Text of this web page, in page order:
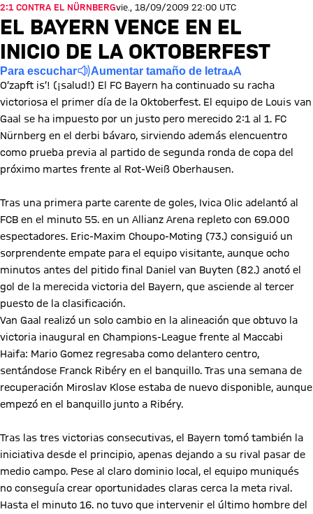
2:1 CONTRA EL NÜRNBERGvie., 18/09/2009 22:00 UTC
EL BAYERN VENCE EN EL
INICIO DE LA OKTOBERFEST
Para escuchar Aumentar tamaño de letra
O’zapft is’! (¡salud!) El FC Bayern ha continuado su racha
victoriosa el primer día de la Oktoberfest. El equipo de Louis van
Gaal se ha impuesto por un justo pero merecido 2:1 al 1. FC
Nürnberg en el derbi bávaro, sirviendo además elencuentro
como prueba previa al partido de segunda ronda de copa del
próximo martes frente al Rot-Weiß Oberhausen.
Tras una primera parte carente de goles, Ivica Olic adelantó al
FCB en el minuto 55. en un Allianz Arena repleto con 69.000
espectadores. Eric-Maxim Choupo-Moting (73.) consiguió un
sorprendente empate para el equipo visitante, aunque ocho
minutos antes del pitido final Daniel van Buyten (82.) anotó el
gol de la merecida victoria del Bayern, que asciende al tercer
puesto de la clasificación.
Van Gaal realizó un solo cambio en la alineación que obtuvo la
victoria inaugural en Champions-League frente al Maccabi
Haifa: Mario Gomez regresaba como delantero centro,
sentándose Franck Ribéry en el banquillo. Tras una semana de
recuperación Miroslav Klose estaba de nuevo disponible, aunque
empezó en el banquillo junto a Ribéry.
Tras las tres victorias consecutivas, el Bayern tomó también la
iniciativa desde el principio, apenas dejando a su rival pasar de
medio campo. Pese al claro dominio local, el equipo muniqués
no conseguía crear oportunidades claras cerca la meta rival.
Hasta el minuto 16. no tuvo que intervenir el último hombre del